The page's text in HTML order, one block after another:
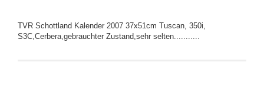
TVR Schottland Kalender 2007 37x51cm Tuscan, 350i,
S3C,Cerbera,gebrauchter Zustand,sehr selten...........